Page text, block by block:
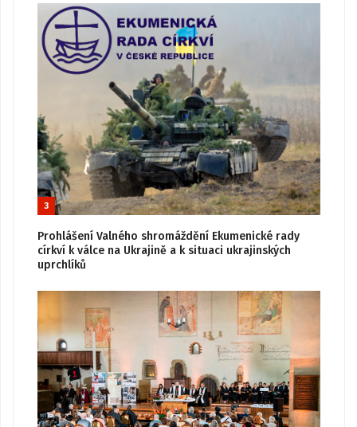
3
Prohlášení Valného shromáždění Ekumenické rady
církví k válce na Ukrajině a k situaci ukrajinských
uprchlíků